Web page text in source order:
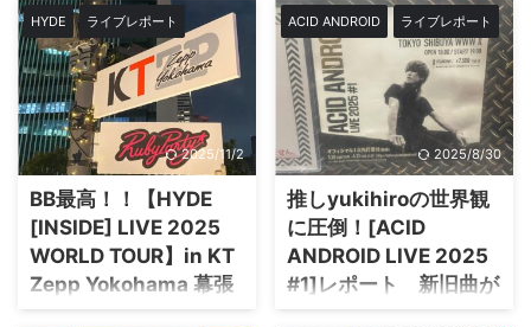
──そのすべてが、まるで“最後の
祝祭”のようだった
この記事で
は、僕が体験した幕張メッセ公演
の熱狂と感動をレポートしていき
ます
グッズは前日に購入 毎回
そうなんだけど、 ...
ドリーミーな世 ...
３年ぶりに幕張メッセで開催され
た東京ゲームショウ
2025（TGS2025）に行ってきま
した！ お目当てはもちろん『龍
が如く極３』と『流星のロックマ
ン』
今年はどんな雰囲気だっ
たのか、入場の混雑・試遊できた
ゲーム・購入したグッズ・来年の
注意点まで、現地の体験をもとに
まとめてみたので参考にしてみて
ね。 入場までの流れと混雑状況
僕が行ったのは27日（土）の初
日。 まずは朝の動きから。僕が
「どのグッズを買うべきか？」と
いうこと。 せっかくなら実用性
があって長く楽しめるアイテムを
手に入れたいよね。 と言うわけ
で、この記事では、僕が実際に購
入して愛用しているHYDEグッズ
をランキング形式で紹介しようと
思う。 デザインや使い心地、日
常での活躍度までリアルな感想を
まとめたので、グッズ選びのヒン
トにしてね。 5位：メタルキャッ
プ 今年オンラインストアで購入
したメタルキャップ(3,800円)。
HYDE ライブレポート
2025/11/2
BB最高！！【HYDE
[INSIDE] LIVE 2025
WORLD TOUR】in KT
Zepp Yokohama 幕張
が楽しみ！
ACID ANDROID ライブレポート
2025/8/30
推しyukihiroの世界観
に圧倒！[ACID
ANDROID LIVE 2025
#1]レポート 新旧曲が
炸裂！